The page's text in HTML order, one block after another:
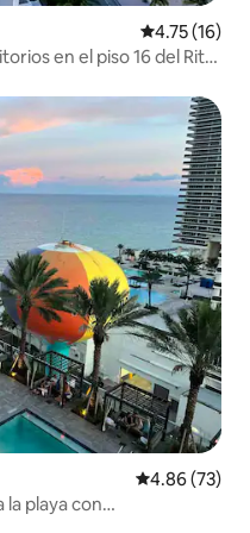
Calificación
4.75 (16)
en el piso 16 del Ritz
Calificación
4.86 (73)
playa con